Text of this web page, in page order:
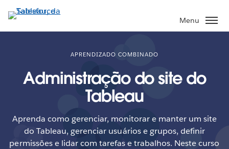
Pular
para
o
Menu
APRENDIZADO COMBINADO
Administração do site do
Tableau
Aprenda como gerenciar, monitorar e manter um site
do Tableau, gerenciar usuários e grupos, definir
permissões e lidar com tarefas e trabalhos. Neste curso